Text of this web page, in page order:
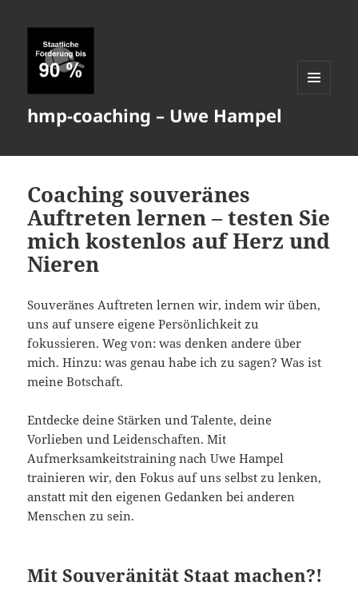
hmp-coaching – Uwe Hampel
Coaching souveränes
Auftreten lernen – testen Sie
mich kostenlos auf Herz und
Nieren
Souveränes Auftreten lernen wir, indem wir üben,
uns auf unsere eigene Persönlichkeit zu
fokussieren. Weg von: was denken andere über
mich. Hinzu: was genau habe ich zu sagen? Was ist
meine Botschaft.
Entdecke deine Stärken und Talente, deine
Vorlieben und Leidenschaften. Mit
Aufmerksamkeitstraining nach Uwe Hampel
trainieren wir, den Fokus auf uns selbst zu lenken,
anstatt mit den eigenen Gedanken bei anderen
Menschen zu sein.
Mit Souveränität Staat machen?!